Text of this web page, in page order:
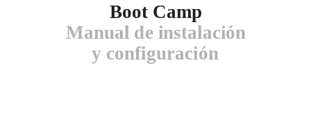
Boot Camp
Manual de instalación
y configuración